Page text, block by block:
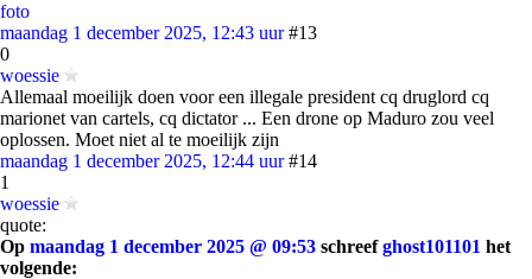
foto
maandag 1 december 2025, 12:43 uur #13
0
woessie
Allemaal moeilijk doen voor een illegale president cq druglord cq
marionet van cartels, cq dictator ... Een drone op Maduro zou veel
oplossen. Moet niet al te moeilijk zijn
maandag 1 december 2025, 12:44 uur #14
1
woessie
quote:
Op maandag 1 december 2025 @ 09:53 schreefghost101101 het
volgende: